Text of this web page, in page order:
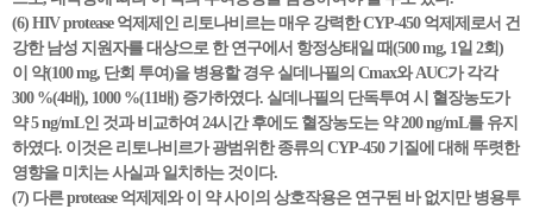
(6) HIV protease 억제제인 리토나비르는 매우 강력한 CYP-450 억제제로서 건
강한 남성 지원자를 대상으로 한 연구에서 항정상태일 때(500 mg, 1일 2회)
이 약(100 mg, 단회 투여)을 병용할 경우 실데나필의 Cmax와 AUC가 각각
300 %(4배), 1000 %(11배) 증가하였다. 실데나필의 단독투여 시 혈장농도가
약 5 ng/mL인 것과 비교하여 24시간 후에도 혈장농도는 약 200 ng/mL를 유지
하였다. 이것은 리토나비르가 광범위한 종류의 CYP-450 기질에 대해 뚜렷한
영향을 미치는 사실과 일치하는 것이다.
(7) 다른 protease 억제제와 이 약 사이의 상호작용은 연구된 바 없지만 병용투